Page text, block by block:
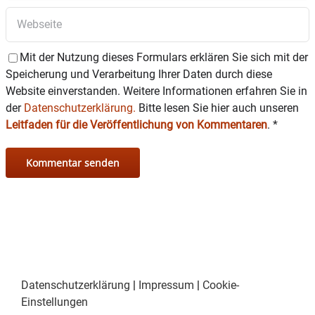
volksmusikalische Feinschmecker.
Der Eintritt ist frei, Spenden sind erbeten.
Musiziert wird draußen im Brunnenhof, die
Plätze sind überdacht. Bei schlechtem Wetter
und kühlen Temperaturen wird im Restaurant
des Kurhauses gespielt.
Mehr Infos und das gesamte Sommerprogramm
sind auch online unter
Mit der Nutzung dieses Formulars erklären Sie sich mit der
Speicherung und Verarbeitung Ihrer Daten durch diese
Website einverstanden. Weitere Informationen erfahren Sie in
der Datenschutzerklärung. Bitte lesen Sie hier auch unseren
Leitfaden für die Veröffentlichung von Kommentaren. *
Datenschutzerklärung | Impressum | Cookie-
Einstellungen